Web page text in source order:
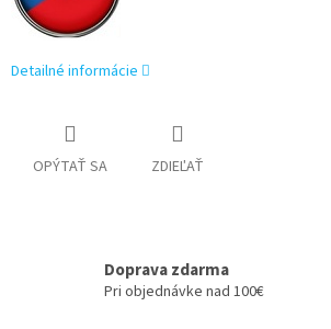
Detailné informácie
OPÝTAŤ SA ZDIEĽAŤ
Doprava zdarma
Pri objednávke nad 100€